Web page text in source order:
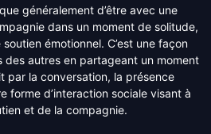
généralement d’être avec une
dans un moment de solitude,
émotionnel. C’est une façon
des autres en partageant un moment
par la conversation, la présence
forme d’interaction sociale visant à
et de la compagnie.